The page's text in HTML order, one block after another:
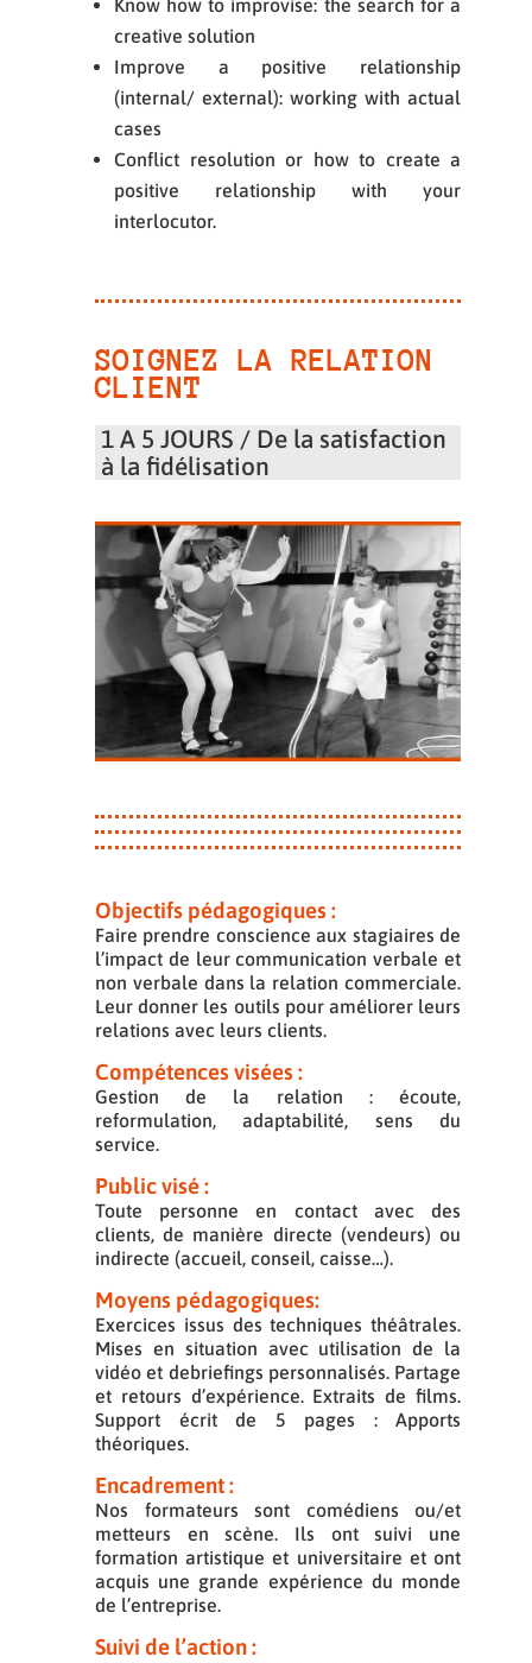
Know how to improvise: the search for a
creative solution
Improve a positive relationship
(internal/ external): working with actual
cases
Conflict resolution or how to create a
positive relationship with your
interlocutor.
SOIGNEZ LA RELATION
CLIENT
1 A 5 JOURS / De la satisfaction
à la fidélisation
Objectifs pédagogiques :
Faire prendre conscience aux stagiaires de
l’impact de leur communication verbale et
non verbale dans la relation commerciale.
Leur donner les outils pour améliorer leurs
relations avec leurs clients.
Compétences visées :
Gestion de la relation : écoute,
reformulation, adaptabilité, sens du
service.
Public visé :
Toute personne en contact avec des
clients, de manière directe (vendeurs) ou
indirecte (accueil, conseil, caisse…).
Moyens pédagogiques:
Exercices issus des techniques théâtrales.
Mises en situation avec utilisation de la
vidéo et debriefings personnalisés. Partage
et retours d’expérience. Extraits de films.
Support écrit de 5 pages : Apports
théoriques.
Encadrement :
Nos formateurs sont comédiens ou/et
metteurs en scène. Ils ont suivi une
formation artistique et universitaire et ont
acquis une grande expérience du monde
de l’entreprise.
Suivi de l’action :